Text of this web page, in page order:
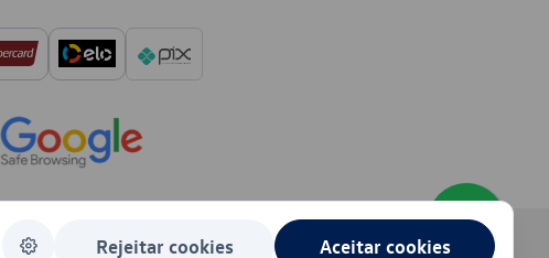
Rejeitar cookies Aceitar cookies